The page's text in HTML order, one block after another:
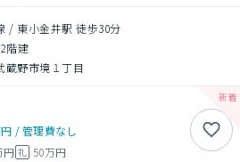
/ 東小金井駅 徒歩30分
2階建
蔵野市境１丁目
/管理費なし
円 礼 50万円